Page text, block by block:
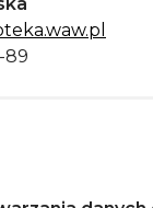
89